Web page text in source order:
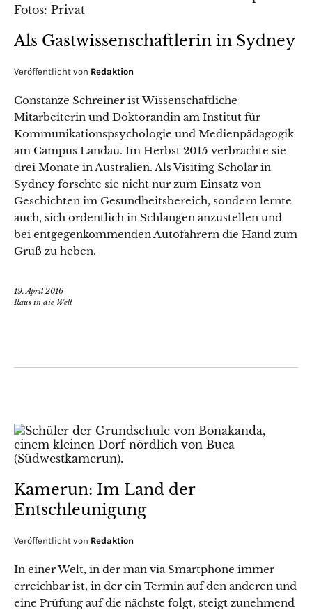
Als Gastwissenschaftlerin in Sydney
Veröffentlicht von Redaktion
Constanze Schreiner ist Wissenschaftliche
Mitarbeiterin und Doktorandin am Institut für
Kommunikationspsychologie und Medienpädagogik
am Campus Landau. Im Herbst 2015 verbrachte sie
drei Monate in Australien. Als Visiting Scholar in
Sydney forschte sie nicht nur zum Einsatz von
Geschichten im Gesundheitsbereich, sondern lernte
auch, sich ordentlich in Schlangen anzustellen und
bei entgegenkommenden Autofahrern die Hand zum
Gruß zu heben.
19. April 2016
Raus in die Welt
Kamerun: Im Land der
Entschleunigung
Veröffentlicht von Redaktion
In einer Welt, in der man via Smartphone immer
erreichbar ist, in der ein Termin auf den anderen und
eine Prüfung auf die nächste folgt, steigt zunehmend